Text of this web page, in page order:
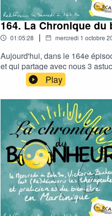
164. La Chronique du
01:05:28 | mercredi 1 octobre
Aujourd'hui, dans le 164e
et qui partage avec nous 3
notre page Hello Asso :
continue de vibrer au rythme
Play